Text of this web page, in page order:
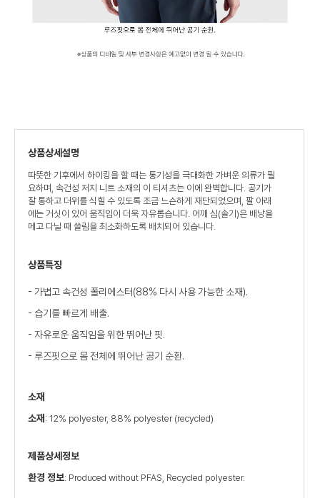
상품상세설명
따뜻한 기후에서 하이킹을 할 때는 통기성을 극대화한 가벼운 의류가 필
요하며, 속건성 저지 니트 소재의 이 티셔츠는 이에 완벽합니다. 공기가
잘 통하고 더위를 식힐 수 있도록 조금 느슨하게 재단되었으며, 팔 아래
에는 거싯이 있어 움직임이 더욱 자유롭습니다. 어깨 심(솔기)은 배낭을
메고 다닐 때 쓸림을 최소화하도록 배치되어 있습니다.
상품특징
- 가볍고 속건성 폴리에스터(88% 다시 사용 가능한 소재).
- 습기를 빠르게 배출.
- 자유로운 움직임을 위한 뛰어난 핏.
- 루즈핏으로 몸 전체에 뛰어난 공기 순환.
소재
소재 : 12% polyester, 88% polyester (recycled)
제품상세정보
환경 정보: Produced without PFAS, Recycled polyester.